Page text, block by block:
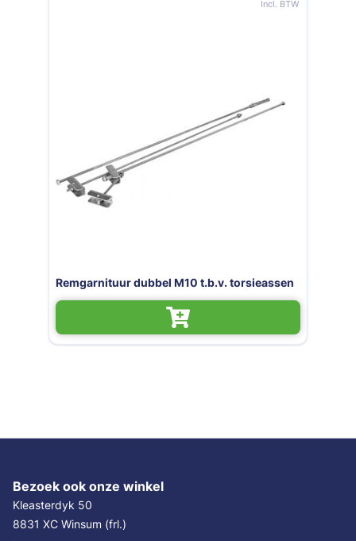
Remgarnituur dubbel M10 t.b.v. torsieassen
Bezoek ook onze winkel
Kleasterdyk 50
8831 XC Winsum (frl.)